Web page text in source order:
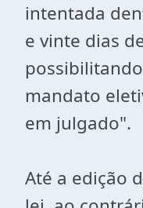
intentada
e vinte dias
mandato
em julgado".
Até a edição